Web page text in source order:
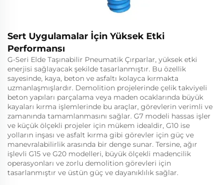
Sert Uygulamalar İçin Yüksek Etki
Performansı
G-Seri Elde Taşınabilir Pneumatik Çırparlar, yüksek etki
enerjisi sağlayacak şekilde tasarlanmıştır. Bu özellik
sayesinde, kaya, beton ve asfaltı kolayca kırmakta
uzmanlaşmışlardır. Demolition projelerinde çelik takviyeli
beton yapıları parçalama veya maden ocaklarında büyük
kayaları kırma işlemlerinde bu araçlar, görevlerin verimli ve
zamanında tamamlanmasını sağlar. G7 modeli hassas işler
ve küçük ölçekli projeler için mükem idealdir, G10 ise
yolların inşası ve asfalt kırma gibi görevler için güç ve
manevralabilirlik arasında bir denge sunar. Tersine, ağır
işlevli G15 ve G20 modelleri, büyük ölçekli madencilik
operasyonları ve zorlu demolition görevleri için
tasarlanmıştır ve üstün güç ve dayanıklılık sağlar.